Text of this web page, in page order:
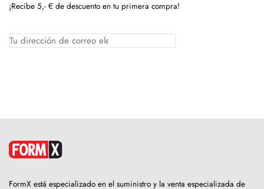
¡Recibe 5,- € de descuento en tu primera compra!
FormX está especializado en el suministro y la venta especializada de